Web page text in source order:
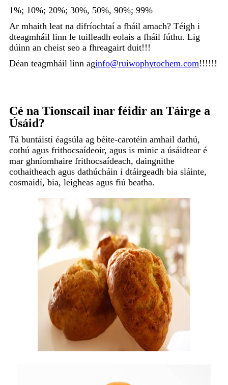
1%; 10%; 20%; 30%, 50%, 90%; 99%
Ar mhaith leat na difríochtaí a fháil amach? Téigh i
dteagmháil linn le tuilleadh eolais a fháil fúthu. Lig
dúinn an cheist seo a fhreagairt duit!!!
Déan teagmháil linn aginfo@ruiwophytochem.com!!!!!!
Cé na Tionscail inar féidir an Táirge a
Úsáid?
Tá buntáistí éagsúla ag béite-carotéin amhail dathú,
cothú agus frithocsaídeoir, agus is minic a úsáidtear é
mar ghníomhaire frithocsaídeach, daingnithe
cothaitheach agus dathúcháin i dtáirgeadh bia sláinte,
cosmaidí, bia, leigheas agus fiú beatha.